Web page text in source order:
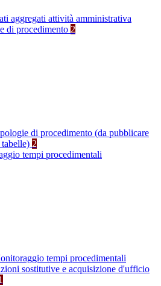
aggregati attività amministrativa
di procedimento 2
di procedimento (da pubblicare
2
tempi procedimentali
tempi procedimentali
sostitutive e acquisizione d'ufficio